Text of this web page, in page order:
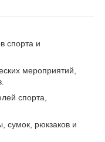
спорта и
мероприятий,
спорта,
сумок, рюкзаков и